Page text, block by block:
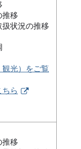
推移
扱状況の推移
光）をご覧
ら
推移